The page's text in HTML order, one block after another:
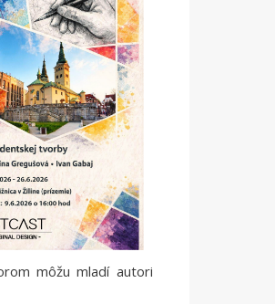
môžu mladí autori